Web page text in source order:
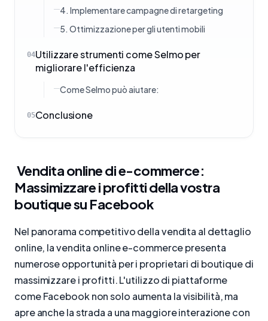
4. Implementare campagne di retargeting
5. Ottimizzazione per gli utenti mobili
04Utilizzare strumenti come Selmo per
migliorare l'efficienza
Come Selmo può aiutare:
05Conclusione
Vendita online di e-commerce:
Massimizzare i profitti della vostra
boutique su Facebook
Nel panorama competitivo della vendita al dettaglio
online, la vendita online e-commerce presenta
numerose opportunità per i proprietari di boutique di
massimizzare i profitti. L'utilizzo di piattaforme
come Facebook non solo aumenta la visibilità, ma
apre anche la strada a una maggiore interazione con